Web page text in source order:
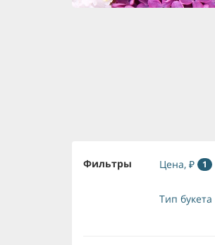
Фильтры Цена, ₽ 1
Тип букета